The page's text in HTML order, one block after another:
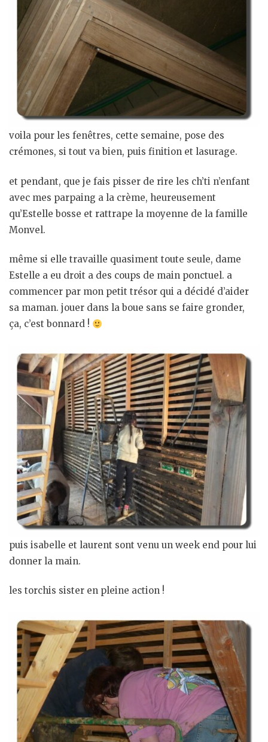
voila pour les fenêtres, cette semaine, pose des
crémones, si tout va bien, puis finition et lasurage.
et pendant, que je fais pisser de rire les ch’ti n’enfant
avec mes parpaing a la crème, heureusement
qu’Estelle bosse et rattrape la moyenne de la famille
Monvel.
même si elle travaille quasiment toute seule, dame
Estelle a eu droit a des coups de main ponctuel. a
commencer par mon petit trésor qui a décidé d’aider
sa maman. jouer dans la boue sans se faire gronder,
ça, c’est bonnard !
puis isabelle et laurent sont venu un week end pour lui
donner la main.
les torchis sister en pleine action !